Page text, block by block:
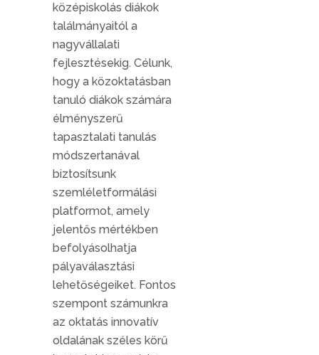
középiskolás diákok
találmányaitól a
nagyvállalati
fejlesztésekig. Célunk,
hogy a közoktatásban
tanuló diákok számára
élményszerű
tapasztalati tanulás
módszertanával
biztosítsunk
szemléletformálási
platformot, amely
jelentős mértékben
befolyásolhatja
pályaválasztási
lehetőségeiket. Fontos
szempont számunkra
az oktatás innovatív
oldalának széles körű